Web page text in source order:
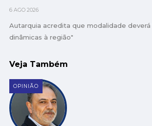
6 AGO 2026
Autarquia acredita que modalidade deverá
dinâmicas à região"
Veja Também
OPINIÃO